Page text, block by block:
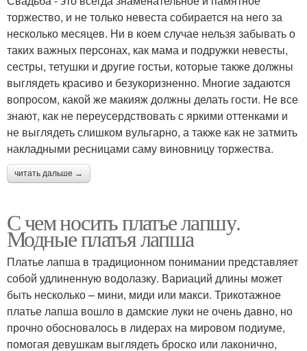
торжество, и не только невеста собирается на него за
несколько месяцев. Ни в коем случае нельзя забывать о
таких важных персонах, как мама и подружки невесты,
сестры, тетушки и другие гостьи, которые также должны
выглядеть красиво и безукоризненно. Многие задаются
вопросом, какой же макияж должны делать гости. Не все
знают, как не переусердствовать с яркими оттенками и
не выглядеть слишком вульгарно, а также как не затмить
накладными ресницами саму виновницу торжества.
читать дальше →
С чем носить платье лапшу.
Модные платья лапша
Платье лапша в традиционном понимании представляет
собой удлиненную водолазку. Вариаций длины может
быть несколько – мини, миди или макси. Трикотажное
платье лапша вошло в дамские луки не очень давно, но
прочно обосновалось в лидерах на мировом подиуме,
помогая девушкам выглядеть броско или лаконично,